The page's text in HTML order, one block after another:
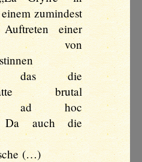
zumindest
einer
von
das die
brutal
ad hoc
Da auch die
(…)